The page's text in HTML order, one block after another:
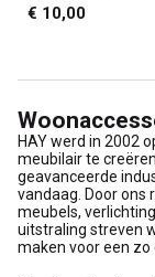
€ 10,00
HAY werd in 2002
meubilair te
geavanceerde
vandaag. Door ons
meubels,
uitstraling streven
maken voor een zo